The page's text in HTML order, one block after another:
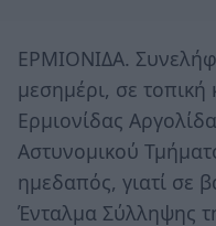
ΕΡΜΙΟΝΙΔΑ.
μεσημέρι, σε
Ερμιονίδας
Αστυνομικού
ημεδαπός, γιατί σε
Ένταλμα Σύλληψης